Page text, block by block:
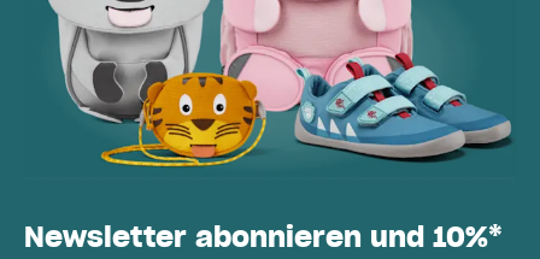
Newsletter abonnieren und 10%*